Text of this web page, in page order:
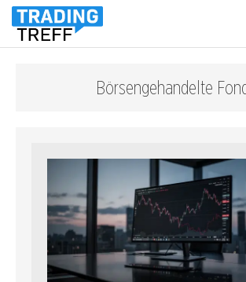
Börsengehandelte